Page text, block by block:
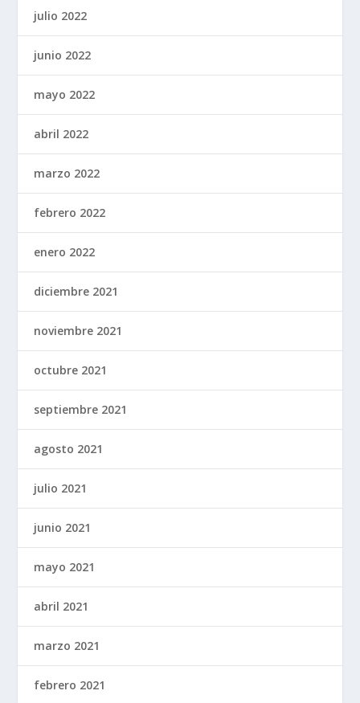
julio 2022
junio 2022
mayo 2022
abril 2022
marzo 2022
febrero 2022
enero 2022
diciembre 2021
noviembre 2021
octubre 2021
septiembre 2021
agosto 2021
julio 2021
junio 2021
mayo 2021
abril 2021
marzo 2021
febrero 2021